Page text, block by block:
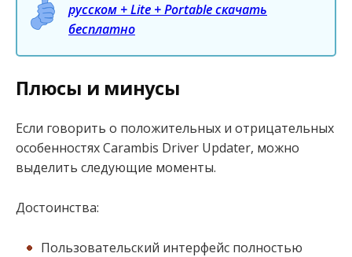
русском + Lite + Portable скачать
бесплатно
Плюсы и минусы
Если говорить о положительных и отрицательных
особенностях Carambis Driver Updater, можно
выделить следующие моменты.
Достоинства:
Пользовательский интерфейс полностью